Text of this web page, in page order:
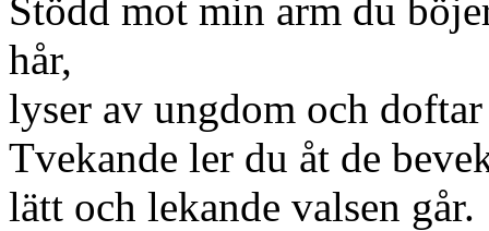
Stödd mot min arm du
hår,
lyser av ungdom och
Tvekande ler du åt de
lätt och lekande valsen går.